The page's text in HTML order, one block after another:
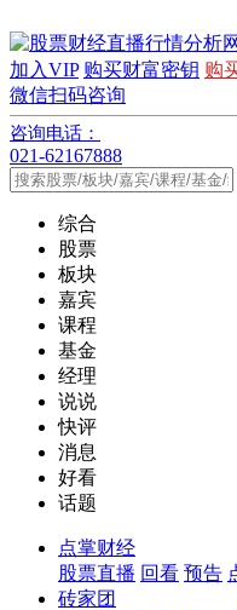
加入VIP 购买财富密钥 购
微信扫码咨询
咨询电话：
021-62167888
综合
股票
板块
嘉宾
课程
基金
经理
说说
快评
消息
好看
话题
点掌财经
股票直播 回看 预告
砖家团